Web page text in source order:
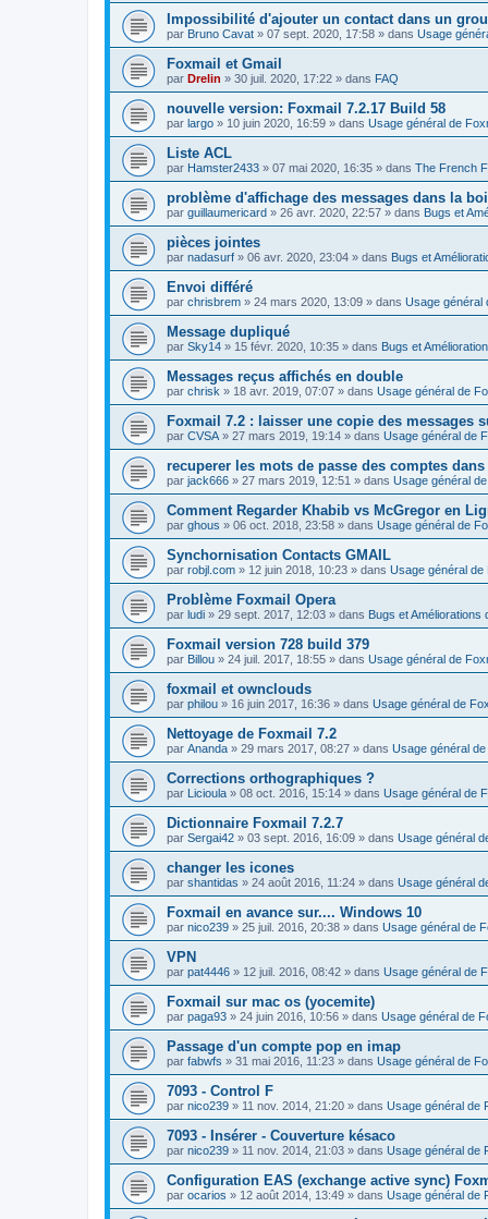
Impossibilité d'ajouter un contact dans un
par Bruno Cavat » 07 sept. 2020, 17:58 » dans Usage
Foxmail et Gmail
par Drelin » 30 juil. 2020, 17:22 » dans FAQ
nouvelle version: Foxmail 7.2.17 Build 58
par largo » 10 juin 2020, 16:59 » dans Usage général de
Liste ACL
par Hamster2433 » 07 mai 2020, 16:35 » dans The French
problème d'affichage des messages dans la
par guillaumericard » 26 avr. 2020, 22:57 » dans Bugs et
pièces jointes
par nadasurf » 06 avr. 2020, 23:04 » dans Bugs et
Envoi différé
par chrisbrem » 24 mars 2020, 13:09 » dans Usage général
Message dupliqué
par Sky14 » 15 févr. 2020, 10:35 » dans Bugs et
Messages reçus affichés en double
par chrisk » 18 avr. 2019, 07:07 » dans Usage général de
Foxmail 7.2 : laisser une copie des messages
par CVSA » 27 mars 2019, 19:14 » dans Usage général de
recuperer les mots de passe des comptes
par jack666 » 27 mars 2019, 12:51 » dans Usage général
Comment Regarder Khabib vs McGregor en
par ghous » 06 oct. 2018, 23:58 » dans Usage général de
Synchornisation Contacts GMAIL
par robjl.com » 12 juin 2018, 10:23 » dans Usage général de
Problème Foxmail Opera
par ludi » 29 sept. 2017, 12:03 » dans Bugs et Améliorations
Foxmail version 728 build 379
par Billou » 24 juil. 2017, 18:55 » dans Usage général de
foxmail et ownclouds
par philou » 16 juin 2017, 16:36 » dans Usage général de
Nettoyage de Foxmail 7.2
par Ananda » 29 mars 2017, 08:27 » dans Usage général
Corrections orthographiques ?
par Licioula » 08 oct. 2016, 15:14 » dans Usage général de
Dictionnaire Foxmail 7.2.7
par Sergai42 » 03 sept. 2016, 16:09 » dans Usage général
changer les icones
par shantidas » 24 août 2016, 11:24 » dans Usage général
Foxmail en avance sur.... Windows 10
par nico239 » 25 juil. 2016, 20:38 » dans Usage général de
VPN
par pat4446 » 12 juil. 2016, 08:42 » dans Usage général de
Foxmail sur mac os (yocemite)
par paga93 » 24 juin 2016, 10:56 » dans Usage général de
Passage d'un compte pop en imap
par fabwfs » 31 mai 2016, 11:23 » dans Usage général de
7093 - Control F
par nico239 » 11 nov. 2014, 21:20 » dans Usage général de
7093 - Insérer - Couverture késaco
par nico239 » 11 nov. 2014, 21:03 » dans Usage général de
Configuration EAS (exchange active sync)
par ocarios » 12 août 2014, 13:49 » dans Usage général de